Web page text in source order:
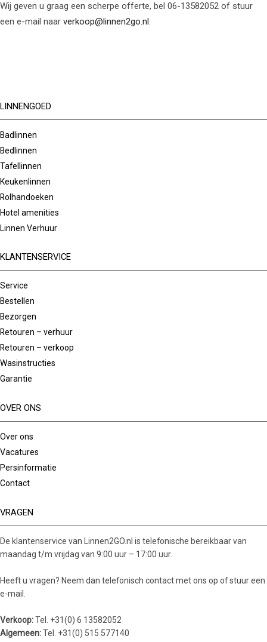
Wij geven u graag een scherpe offerte, bel 06-13582052 of stuur
een e-mail naar verkoop@linnen2go.nl .
LINNENGOED
Badlinnen
Bedlinnen
Tafellinnen
Keukenlinnen
Rolhandoeken
Hotel amenities
Linnen Verhuur
KLANTENSERVICE
Service
Bestellen
Bezorgen
Retouren – verhuur
Retouren – verkoop
Wasinstructies
Garantie
OVER ONS
Over ons
Vacatures
Persinformatie
Contact
VRAGEN
De klantenservice van Linnen2GO.nl is telefonische bereikbaar van
maandag t/m vrijdag van 9:00 uur – 17:00 uur.
Heeft u vragen? Neem dan telefonisch contact met ons op of stuur een
e-mail.
Verkoop:Tel. +31(0) 6 13582052
Algemeen:Tel. +31(0) 515 577140